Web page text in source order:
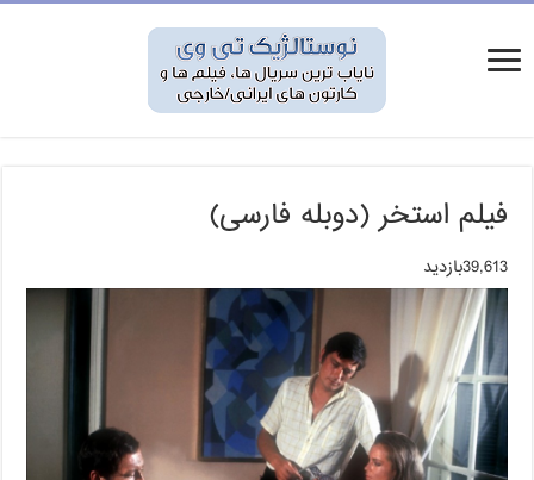
فیلم استخر (دوبله فارسی)
39,613بازدید